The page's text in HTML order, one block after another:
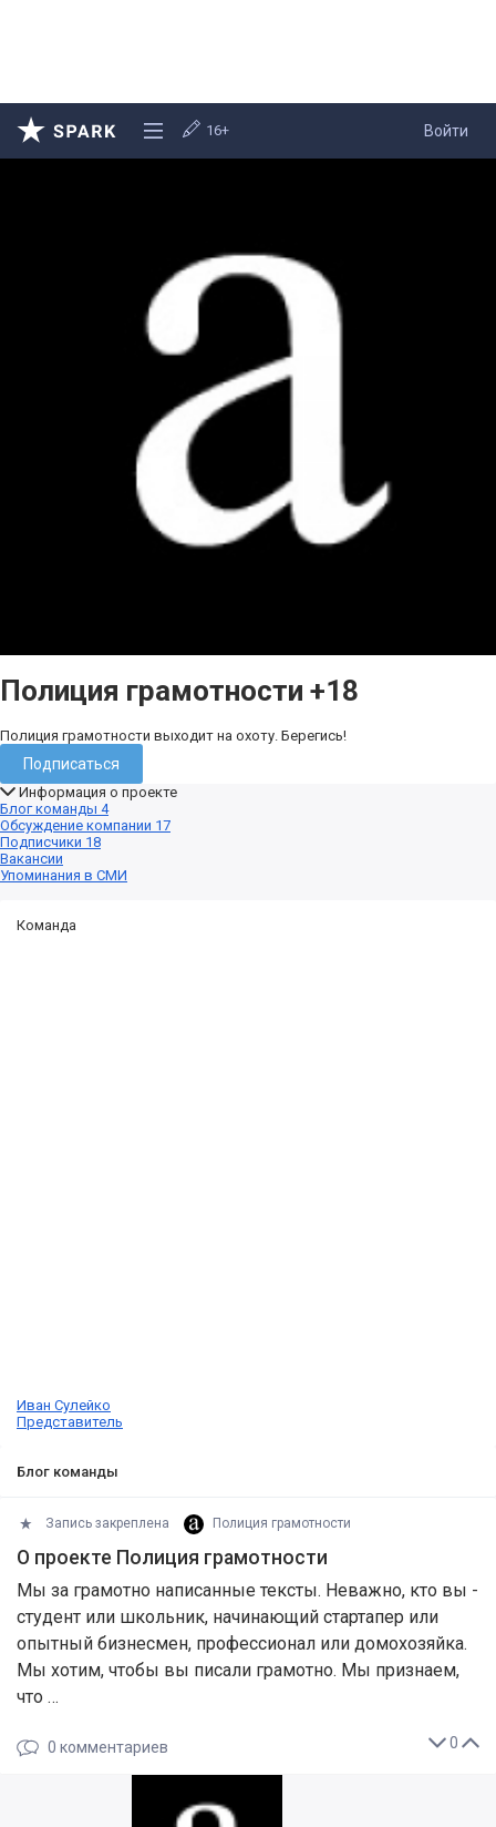
Войти
16+
Полиция грамотности +18
Полиция грамотности выходит на охоту. Берегись!
Подписаться
Информация о проекте
Блог команды 4
Обсуждение компании 17
Подписчики 18
Вакансии
Упоминания в СМИ
Команда
Иван Сулейко
Представитель
Блог команды
Запись закреплена Полиция грамотности
О проекте Полиция грамотности
Мы за грамотно написанные тексты. Неважно, кто вы -
студент или школьник, начинающий стартапер или
опытный бизнесмен, профессионал или домохозяйка.
Мы хотим, чтобы вы писали грамотно. Мы признаем,
что …
0
0 комментариев